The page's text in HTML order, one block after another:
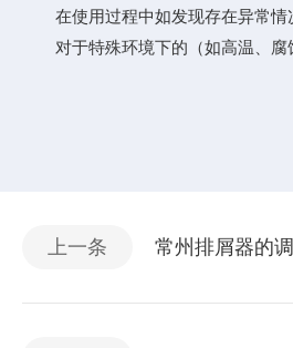
在使用过程中如发现存在异常情
对于特殊环境下的（如高温、腐
上一条 常州排屑器的